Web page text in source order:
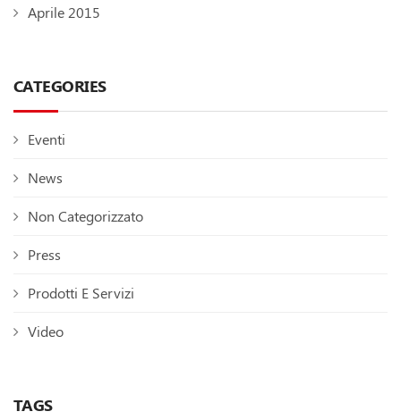
Aprile 2015
CATEGORIES
Eventi
News
Non Categorizzato
Press
Prodotti E Servizi
Video
TAGS